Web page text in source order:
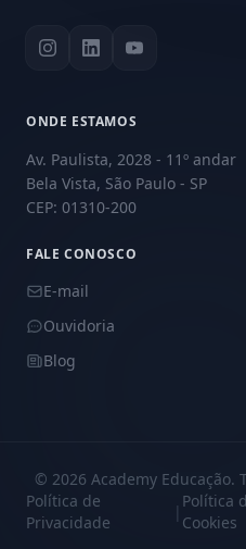
ONDE ESTAMOS
Av. Paulista, 2028 - 11º andar
Bela Vista, São Paulo - SP
CEP: 01310-200
FALE CONOSCO
E-mail
Ouvidoria
Blog
© 2026 Academy Educação.
Política de
Privacidade
|
Política
Cookies